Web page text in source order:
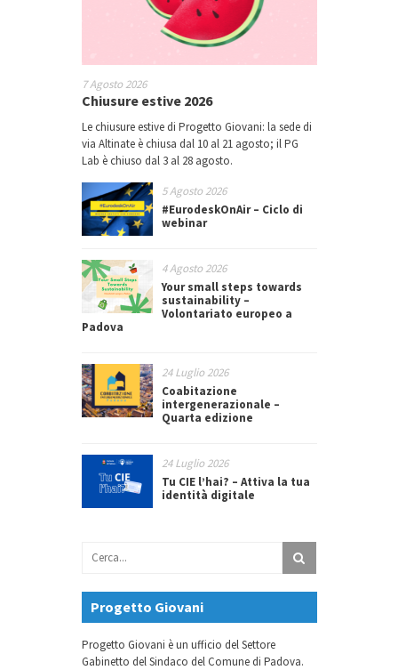
7 Agosto 2026
Chiusure estive 2026
Le chiusure estive di Progetto Giovani: la sede di
via Altinate è chiusa dal 10 al 21 agosto; il PG
Lab è chiuso dal 3 al 28 agosto.
5 Agosto 2026
#EurodeskOnAir – Ciclo di
webinar
4 Agosto 2026
Your small steps towards
sustainability –
Volontariato europeo a
Padova
24 Luglio 2026
Coabitazione
intergenerazionale –
Quarta edizione
24 Luglio 2026
Tu CIE l’hai? – Attiva la tua
identità digitale
Progetto Giovani
Progetto Giovani è un ufficio del Settore
Gabinetto del Sindaco del Comune di Padova.